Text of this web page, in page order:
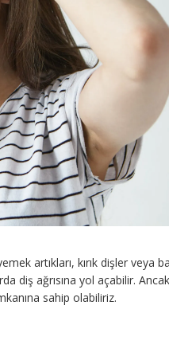
artıkları, kırık dişler veya
diş ağrısına yol açabilir.
sahip olabiliriz.